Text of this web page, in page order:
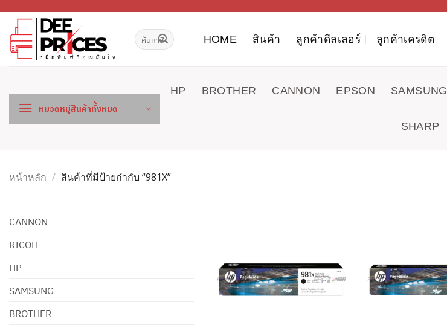
เนื้อหา
ค้นหา: HOME สินค้า ลูกค้าดีลเลอร์ ลูกค้าเครดิต
หมวดหมู่สินค้าทั้งหมด
HP BROTHER CANNON EPSON SAMSUNG
SHARP
หน้าหลัก / สินค้าที่มีป้ายกำกับ “981X”
CANNON
RICOH
HP
SAMSUNG
BROTHER